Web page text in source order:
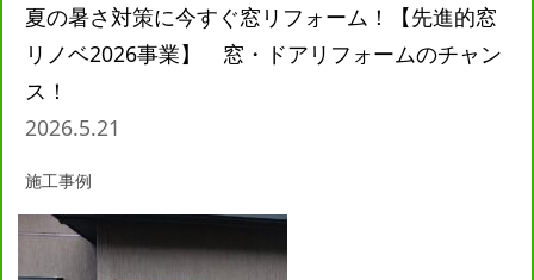
夏の暑さ対策に今すぐ窓リフォーム！【先進的窓
リノベ2026事業】 窓・ドアリフォームのチャン
ス！
2026.5.21
施工事例